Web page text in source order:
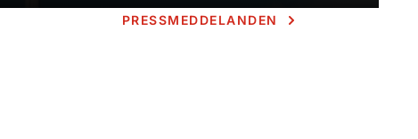
PRESSMEDDELANDEN